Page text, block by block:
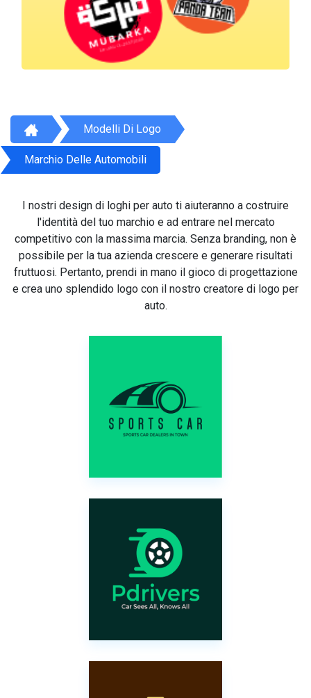
Modelli Di Logo
Marchio Delle Automobili
I nostri design di loghi per auto ti aiuteranno a costruire
l'identità del tuo marchio e ad entrare nel mercato
competitivo con la massima marcia. Senza branding, non è
possibile per la tua azienda crescere e generare risultati
fruttuosi. Pertanto, prendi in mano il gioco di progettazione
e crea uno splendido logo con il nostro creatore di logo per
auto.